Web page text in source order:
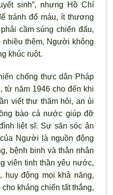
sinh”, nhưng Hồ Chí
tránh đổ máu, ít thương
cầm súng chiến đấu,
thêm, Người không
khúc ruột.
chống thực dân Pháp
từ năm 1946 cho đến khi
viết thư thăm hỏi, an ủi
bào cả nước giúp đỡ
liệt sĩ. Sự săn sóc ân
Người là nguồn động
bệnh binh và thân nhân
viên tinh thần yêu nước,
huy động mọi khả năng,
kháng chiến tất thắng,